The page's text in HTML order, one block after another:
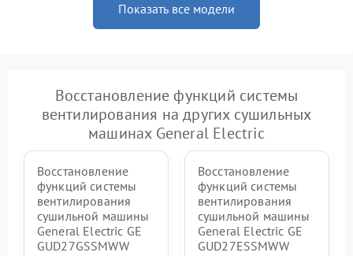
Показать все модели
Восстановление функций системы
вентилирования на других сушильных
машинах General Electric
Восстановление
функций системы
вентилирования
сушильной машины
General Electric GE
GUD27GSSMWW
Восстановление
функций системы
вентилирования
сушильной машины
General Electric GE
GUD27ESSMWW